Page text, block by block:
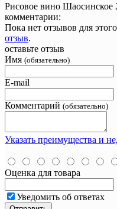
Рисовое вино
комментарии:
Пока нет отзывов для
отзыв.
оставьте отзыв
Имя (обязательно)
E-mail
Комментарий (обязательно)
Указать преимущества и
Оценка для товара
Уведомить об ответах